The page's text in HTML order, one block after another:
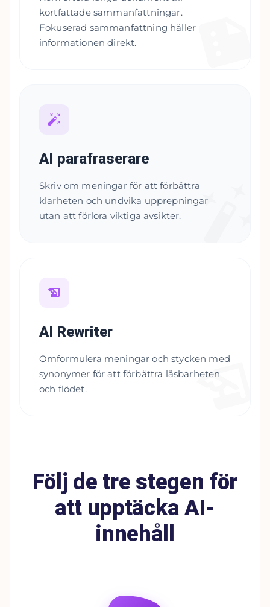
kortfattade sammanfattningar.
Fokuserad sammanfattning håller
informationen direkt.
AI parafraserare
Skriv om meningar för att förbättra
klarheten och undvika upprepningar
utan att förlora viktiga avsikter.
AI Rewriter
Omformulera meningar och stycken med
synonymer för att förbättra läsbarheten
och flödet.
Följ de tre stegen för
att upptäcka AI-
innehåll